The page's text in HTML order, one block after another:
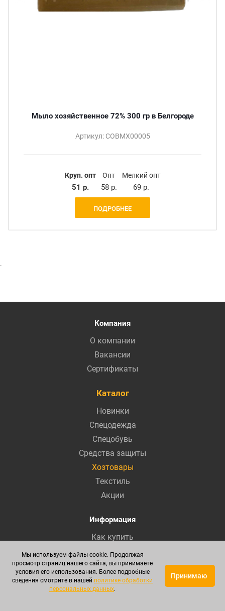
Мыло хозяйственное 72% 300 гр в Белгороде
Артикул: СОВМХ00005
Круп. опт
51 р.
Опт
58 р.
Мелкий опт
69 р.
ПОДРОБНЕЕ
.
Компания
О компании
Вакансии
Сертификаты
Каталог
Новинки
Спецодежда
Спецобувь
Средства защиты
Хозтовары
Текстиль
Акции
Информация
Как купить
Доставка и оплата
Наши гарантии
Пошив спецодежды
Партнерство
Мы используем файлы cookie. Продолжая
просмотр страниц нашего сайта, вы принимаете
условия его использования. Более подробные
сведения смотрите в нашей политике обработки
персональных данных.
Принимаю